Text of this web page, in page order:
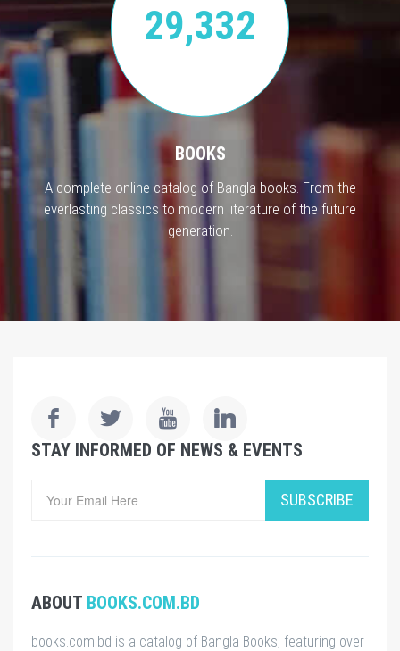
29,332
BOOKS
A complete online catalog of Bangla books. From the
everlasting classics to modern literature of the future
generation.
STAY INFORMED OF NEWS & EVENTS
SUBSCRIBE
ABOUT BOOKS.COM.BD
books.com.bd is a catalog of Bangla Books, featuring over